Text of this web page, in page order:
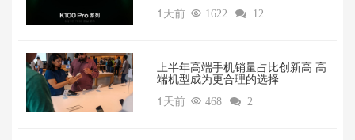
1天前  1622  12
上半年高端手机销量占比创新高 高
端机型成为更合理的选择
1天前  468  2